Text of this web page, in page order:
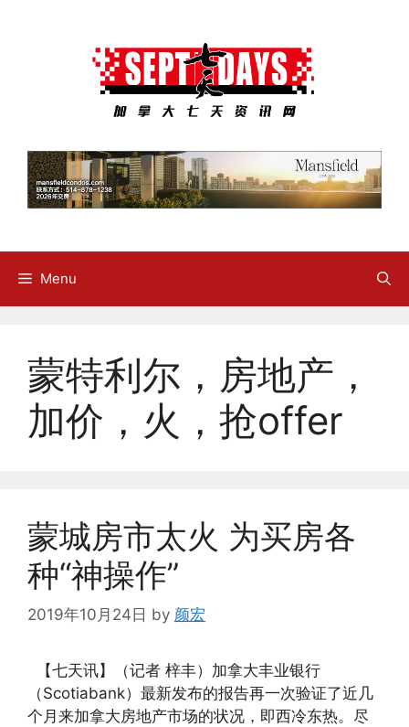
Menu
蒙特利尔，房地产，
加价，火，抢offer
蒙城房市太火 为买房各
种“神操作”
2019年10月24日 by 颜宏
【七天讯】（记者 梓丰）加拿大丰业银行
（Scotiabank）最新发布的报告再一次验证了近几
个月来加拿大房地产市场的状况，即西冷东热。尽